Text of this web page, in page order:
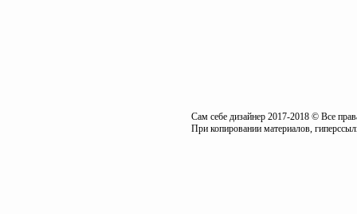
Сам себе дизайнер 2017-2018 © Все
При копировании материалов,